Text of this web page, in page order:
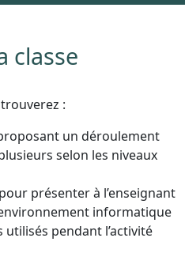
classe
:
un déroulement
selon les niveaux
présenter à l’enseignant
informatique
utilisés pendant l’activité